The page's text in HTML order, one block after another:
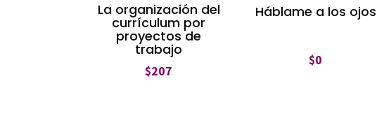
La organización del
currículum por
proyectos de
trabajo
$207
Háblame a los ojos
$0